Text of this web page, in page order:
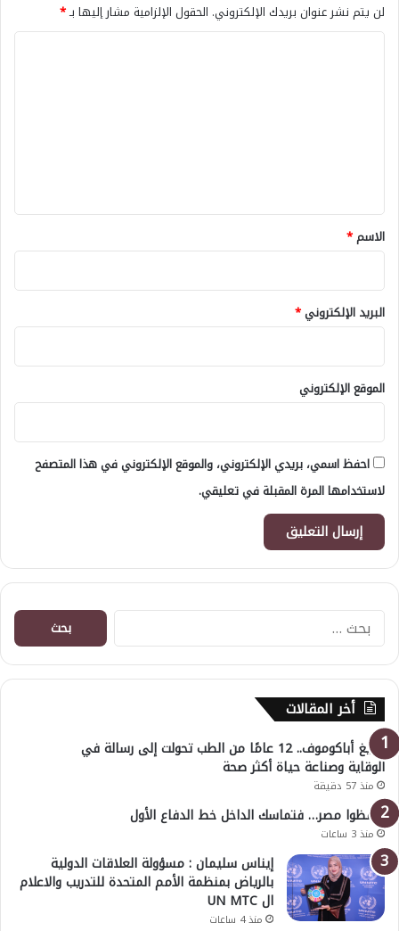
لن يتم نشر عنوان بريدك الإلكتروني. الحقول الإلزامية مشار إليها بـ*
*
الاسم*
البريد الإلكتروني*
الموقع الإلكتروني
احفظ اسمي، بريدي الإلكتروني، والموقع الإلكتروني في هذا المتصفح
لاستخدامها المرة المقبلة في تعليقي.
البحث
عن:
أخر المقالات
أوليغ أباكوموف.. 12 عامًا من الطب تحولت إلى رسالة في
الوقاية وصناعة حياة أكثر صحة
منذ 57 دقيقة
احفظوا مصر… فتماسك الداخل خط الدفاع الأول
منذ 3 ساعات
إيناس سليمان : مسؤولة العلاقات الدولية
بالرياض بمنظمة الأمم المتحدة للتدريب والاعلام
ال UN MTC
منذ 4 ساعات